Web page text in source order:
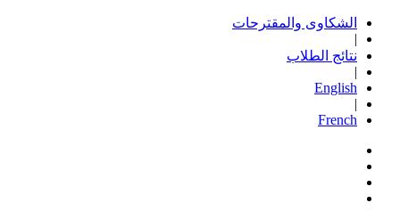
الشكاوى والمقترحات
|
نتائج الطلاب
|
English
|
French